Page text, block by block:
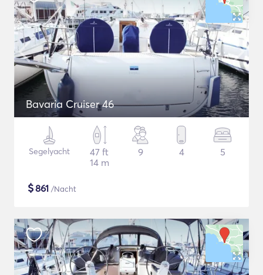
Bavaria Cruiser 46
Segelyacht
47 ft
14 m
9 4 5
$861 /Nacht